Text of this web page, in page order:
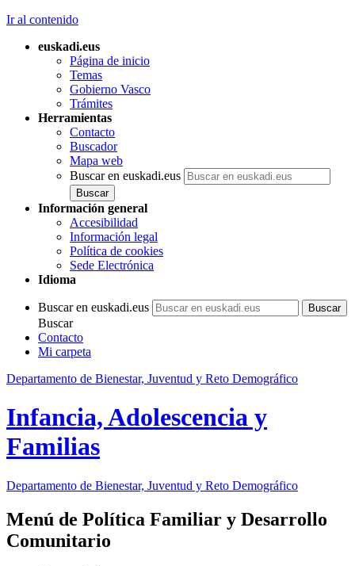
Ir al contenido
euskadi.eus
Página de inicio
Temas
Gobierno Vasco
Trámites
Herramientas
Contacto
Buscador
Mapa web
Buscar en euskadi.eus
Información general
Accesibilidad
Información legal
Política de cookies
Sede Electrónica
Idioma
Buscar en euskadi.eus
Buscar
Contacto
Mi carpeta
Departamento de Bienestar, Juventud y Reto Demográfico
Infancia, Adolescencia y
Familias
Departamento de Bienestar, Juventud y Reto Demográfico
Menú de Política Familiar y Desarrollo
Comunitario